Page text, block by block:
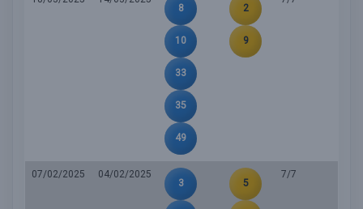
8
10
33
35
49
2
9
07/02/2025
04/02/2025
3
5
7/7